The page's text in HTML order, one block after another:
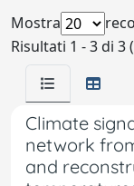
Mostra
Risultati 1 - 3 di 3
Climate
network
and